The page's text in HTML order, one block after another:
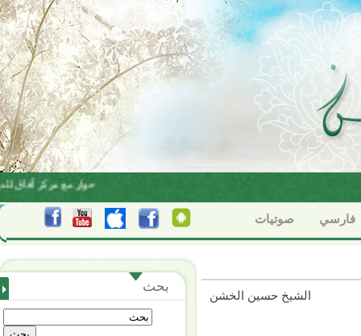
حوار مع مركز أفاق
فارسي صوتيات
بحث
الشيخ حسين الخشن